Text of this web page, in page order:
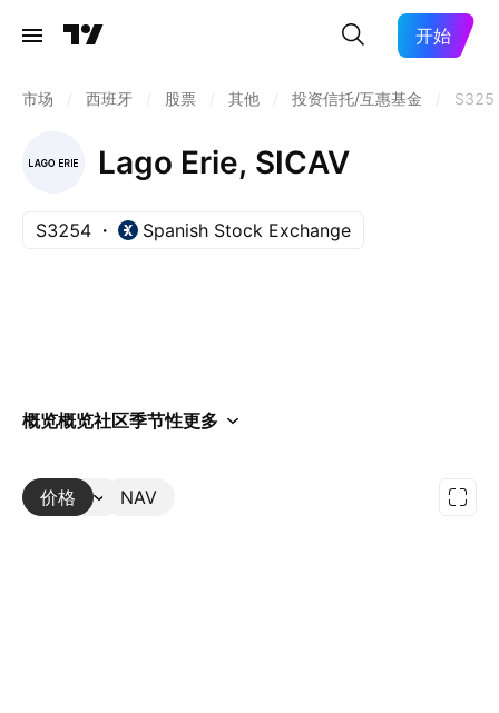
开始
市场 西班牙 股票 其他 投资信托/互惠基金
Lago Erie, SICAV
S3254 Spanish Stock Exchange
概览概览社区季节性更多
价格 NAV
更多